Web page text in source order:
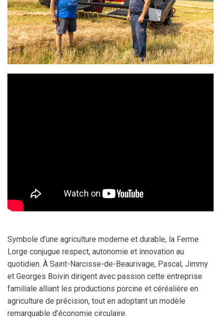
Symbole d’une agriculture moderne et durable, la Ferme
Lorge conjugue respect, autonomie et innovation au
quotidien. À Saint-Narcisse-de-Beaurivage, Pascal, Jimmy
et Georges Boivin dirigent avec passion cette entreprise
familiale alliant les productions porcine et céréalière en
agriculture de précision, tout en adoptant un modèle
remarquable d’économie circulaire.